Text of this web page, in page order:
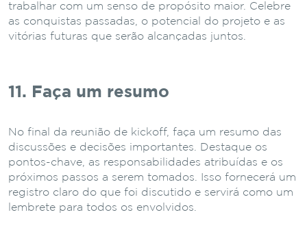
trabalhar com um senso de propósito maior. Celebre
as conquistas passadas, o potencial do projeto e as
vitórias futuras que serão alcançadas juntos.
11. Faça um resumo
No final da reunião de kickoff, faça um resumo das
discussões e decisões importantes. Destaque os
pontos-chave, as responsabilidades atribuídas e os
próximos passos a serem tomados. Isso fornecerá um
registro claro do que foi discutido e servirá como um
lembrete para todos os envolvidos.